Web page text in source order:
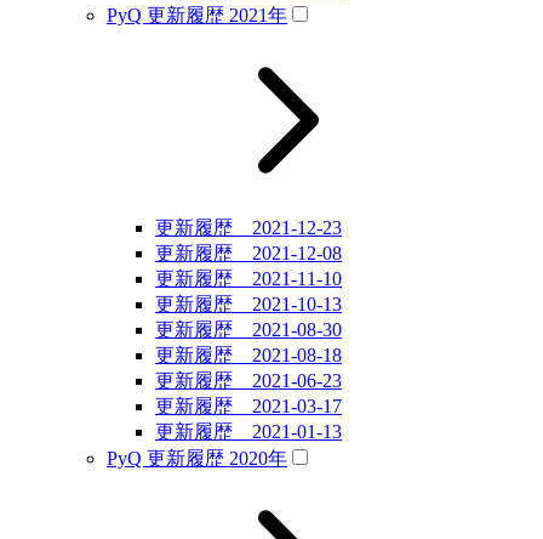
PyQ 更新履歴 2021年
更新履歴 2021-12-23
更新履歴 2021-12-08
更新履歴 2021-11-10
更新履歴 2021-10-13
更新履歴 2021-08-30
更新履歴 2021-08-18
更新履歴 2021-06-23
更新履歴 2021-03-17
更新履歴 2021-01-13
PyQ 更新履歴 2020年